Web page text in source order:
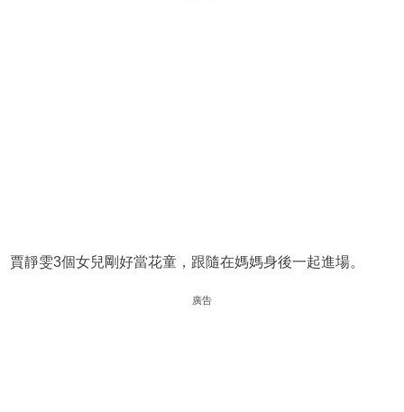
賈靜雯3個女兒剛好當花童，跟隨在媽媽身後一起進場。
廣告